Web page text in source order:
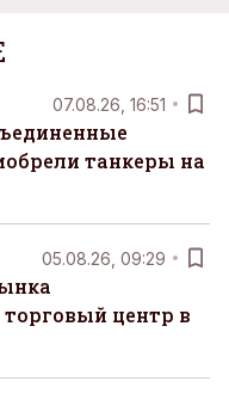
07.08.26, 16:51
танкеры на
05.08.26, 09:29
центр в